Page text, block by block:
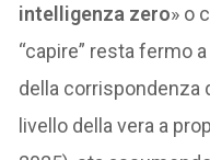
intelligenza zero» o
“capire” resta fermo
della corrispondenza
livello della vera a